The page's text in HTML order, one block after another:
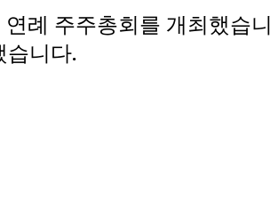
연례 주주총회를 개최했습
습니다.